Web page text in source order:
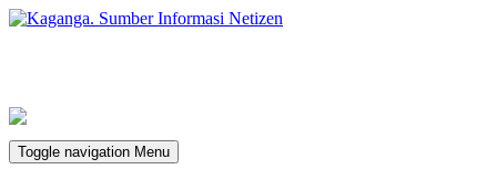
Toggle navigation Menu